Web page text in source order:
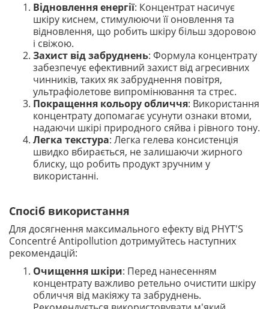
Відновлення енергії: Концентрат насичує
шкіру киснем, стимулюючи її оновлення та
відновлення, що робить шкіру більш здоровою
і свіжою.
Захист від забруднень: Формула концентрату
забезпечує ефективний захист від агресивних
чинників, таких як забруднення повітря,
ультрафіолетове випромінювання та стрес.
Покращення кольору обличчя: Використання
концентрату допомагає усунути ознаки втоми,
надаючи шкірі природного сяйва і рівного тону.
Легка текстура: Легка гелева консистенція
швидко вбирається, не залишаючи жирного
блиску, що робить продукт зручним у
використанні.
Спосіб використання
Для досягнення максимального ефекту від PHYT'S
Concentré Antipollution дотримуйтесь наступних
рекомендацій:
Очищення шкіри: Перед нанесенням
концентрату важливо ретельно очистити шкіру
обличчя від макіяжу та забруднень.